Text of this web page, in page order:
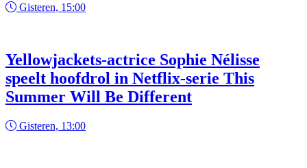
Gisteren, 15:00
Yellowjackets-actrice Sophie Nélisse
speelt hoofdrol in Netflix-serie This
Summer Will Be Different
Gisteren, 13:00